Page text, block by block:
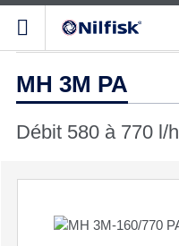
MH 3M PA
Débit 580 à 770 l/h